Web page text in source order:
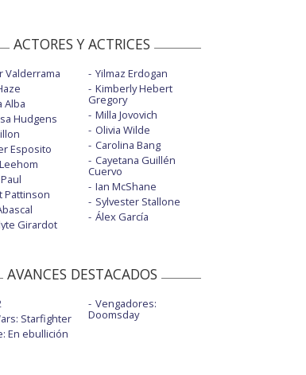
ACTORES Y ACTRICES
Valderrama
Alba
Hudgens
Esposito
Pattinson
Girardot
Yilmaz Erdogan
Kimberly Hebert
Gregory
Milla Jovovich
Olivia Wilde
Carolina Bang
Cayetana Guillén
Cuervo
Ian McShane
Sylvester Stallone
Álex García
AVANCES DESTACADOS
Starfighter
En ebullición
Vengadores:
Doomsday